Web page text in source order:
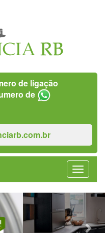
de ligação
de